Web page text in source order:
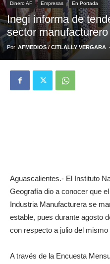
Dinero AF Empresas En Portada
Inegi informa de
sector manufacturero
Por AFMEDIOS / CITLALLY VERGARA
Aguascalientes.- El Instituto
Geografía dio a conocer que
Industria Manufacturera se
estable, pues durante agosto
con respecto a julio del mismo
A través de la Encuesta